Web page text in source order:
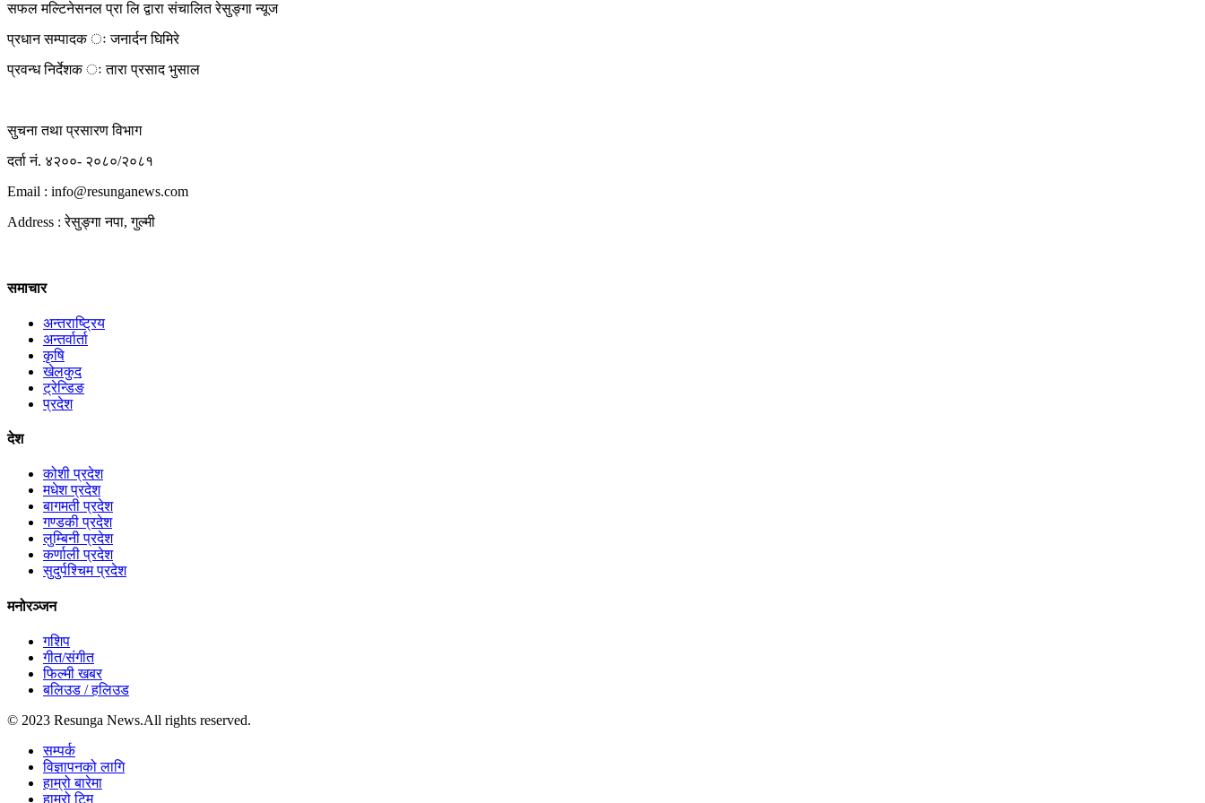
सफल मल्टिनेसनल प्रा लि द्वारा संचालित रेसुङ्गा न्यूज
प्रधान सम्पादक ः जनार्दन घिमिरे
प्रवन्ध निर्देशक ः तारा प्रसाद भुसाल
सुचना तथा प्रसारण विभाग
दर्ता नं. ४२००- २०८०/२०८१
Email : info@resunganews.com
Address : रेसुङ्गा नपा, गुल्मी
समाचार
अन्तराष्ट्रिय
अन्तर्वार्ता
कृषि
खेलकुद
ट्रेन्डिङ
प्रदेश
देश
कोशी प्रदेश
मधेश प्रदेश
बागमती प्रदेश
गण्डकी प्रदेश
लुम्बिनी प्रदेश
कर्णाली प्रदेश
सुदुर्पश्चिम प्रदेश
मनोरञ्जन
गशिप
गीत/संगीत
फिल्मी खबर
बलिउड / हलिउड
© 2023 Resunga News.All rights reserved.
सम्पर्क
विज्ञापनको लागि
हाम्रो बारेमा
हाम्रो टिम